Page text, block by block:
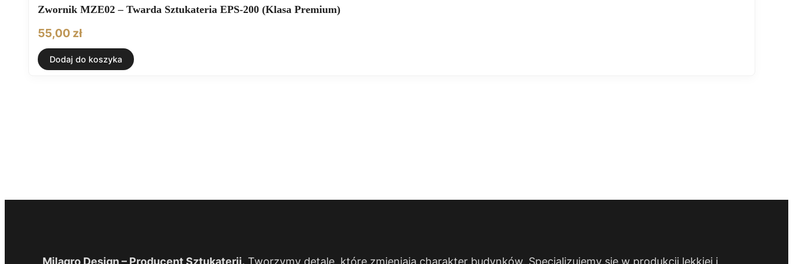
Zwornik MZE02 – Twarda Sztukateria EPS-200 (Klasa Premium)
55,00 zł
Dodaj do koszyka
Milagro Design – Producent Sztukaterii. Tworzymy detale, które zmieniają charakter budynków. Specjalizujemy się w produkcji lekkiej i